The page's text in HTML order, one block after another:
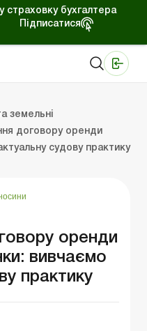
страховку бухгалтера
Підписатися
земельні
договору оренди
судову практику
оренди
вивчаємо
практику